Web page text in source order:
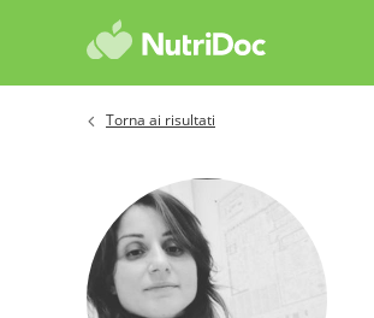
Torna ai risultati